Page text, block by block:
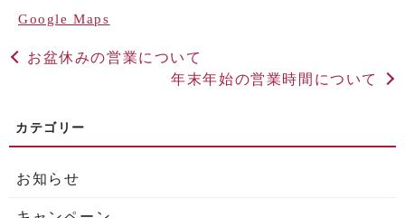
Google Maps
お盆休みの営業について
年末年始の営業時間について
お知らせ